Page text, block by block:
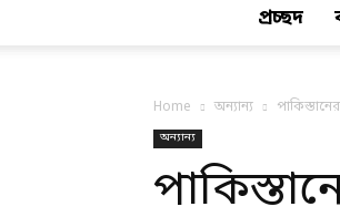
প্রচ্ছদ
Home অন্যান্য
অন্যান্য